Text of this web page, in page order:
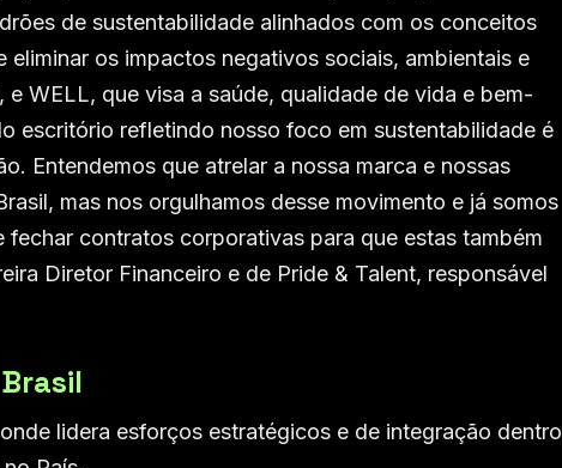
de sustentabilidade alinhados com os conceitos
os impactos negativos sociais, ambientais e
WELL, que visa a saúde, qualidade de vida e bem-
escritório refletindo nosso foco em sustentabilidade é
Entendemos que atrelar a nossa marca e nossas
mas nos orgulhamos desse movimento e já somos
contratos corporativas para que estas também
Diretor Financeiro e de Pride & Talent, responsável
lidera esforços estratégicos e de integração dentro